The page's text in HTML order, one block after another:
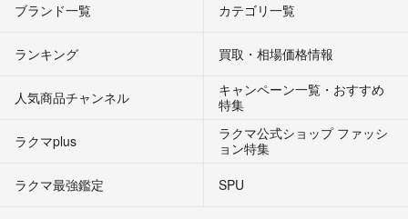
ブランド一覧 カテゴリ一覧
ランキング 買取・相場価格情報
人気商品チャンネル
キャンペーン一覧・おすすめ
特集
ラクマplus
ラクマ公式ショップ ファッシ
ョン特集
ラクマ最強鑑定
SPU